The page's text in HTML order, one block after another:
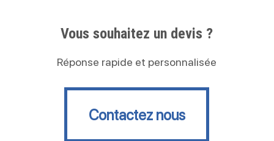
Vous souhaitez un devis ?
Réponse rapide et personnalisée
Contactez nous
Contactez nous